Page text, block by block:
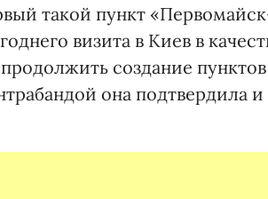
такой пункт
визита в Киев в
создание
она подтвердила